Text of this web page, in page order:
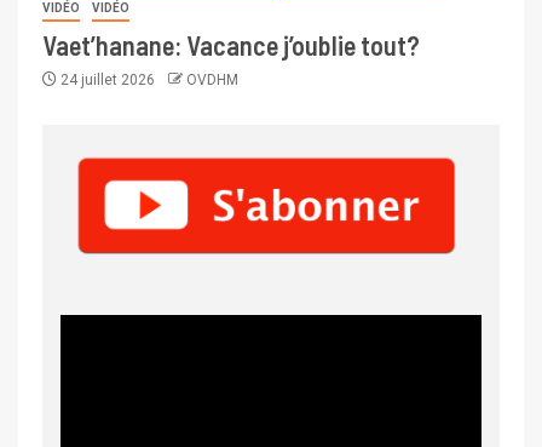
VIDÉO
VIDÉO
Vaet’hanane: Vacance j’oublie tout?
24 juillet 2026 OVDHM